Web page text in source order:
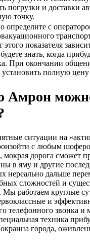
погрузки и доставки
точку.
определите с
этого показателя
знать, когда
При окончании
установить полную цену
Амрон
ситуации на
с любым
мокрая дорога сможет
в яму и другие
нереально дальше
сложностей и
работаем круглые
и
телефонного звонка и
техника
города,